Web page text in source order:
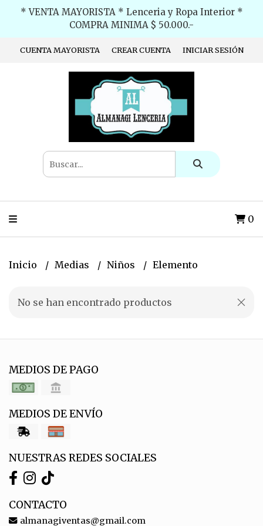
* VENTA MAYORISTA * Lenceria y Ropa Interior *
COMPRA MINIMA $ 50.000.-
CUENTA MAYORISTA CREAR CUENTA INICIAR SESIÓN
0
Inicio Medias Niños Elemento
No se han encontrado productos
MEDIOS DE PAGO
MEDIOS DE ENVÍO
NUESTRAS REDES SOCIALES
CONTACTO
almanagiventas@gmail.com